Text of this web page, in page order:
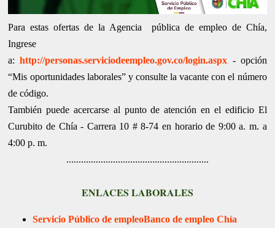
Para estas ofertas de la Agencia pública de empleo de Chía,
Ingrese
a:http://personas.serviciodeempleo.gov.co/login.aspx - opción
“Mis oportunidades laborales” y consulte la vacante con el número
de código.
También puede acercarse al punto de atención en el edificio El
Curubito de Chía - Carrera 10 # 8-74 en horario de 9:00 a. m. a
4:00 p. m.
..........................................................
ENLACES LABORALES
Servicio Público de empleoBanco de empleo Chía